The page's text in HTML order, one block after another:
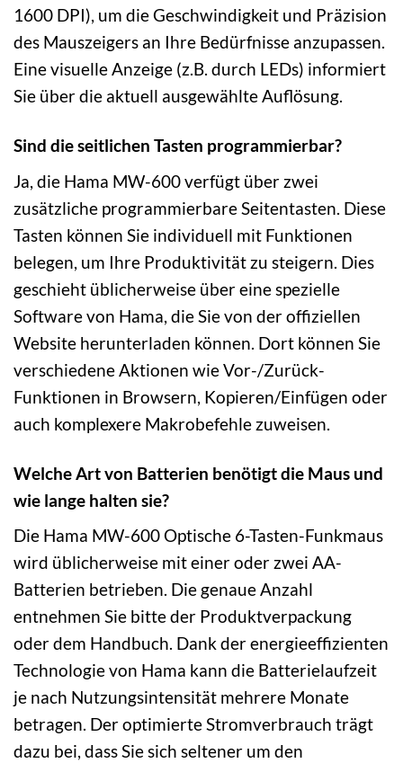
1600 DPI), um die Geschwindigkeit und Präzision
des Mauszeigers an Ihre Bedürfnisse anzupassen.
Eine visuelle Anzeige (z.B. durch LEDs) informiert
Sie über die aktuell ausgewählte Auflösung.
Sind die seitlichen Tasten programmierbar?
Ja, die Hama MW-600 verfügt über zwei
zusätzliche programmierbare Seitentasten. Diese
Tasten können Sie individuell mit Funktionen
belegen, um Ihre Produktivität zu steigern. Dies
geschieht üblicherweise über eine spezielle
Software von Hama, die Sie von der offiziellen
Website herunterladen können. Dort können Sie
verschiedene Aktionen wie Vor-/Zurück-
Funktionen in Browsern, Kopieren/Einfügen oder
auch komplexere Makrobefehle zuweisen.
Welche Art von Batterien benötigt die Maus und
wie lange halten sie?
Die Hama MW-600 Optische 6-Tasten-Funkmaus
wird üblicherweise mit einer oder zwei AA-
Batterien betrieben. Die genaue Anzahl
entnehmen Sie bitte der Produktverpackung
oder dem Handbuch. Dank der energieeffizienten
Technologie von Hama kann die Batterielaufzeit
je nach Nutzungsintensität mehrere Monate
betragen. Der optimierte Stromverbrauch trägt
dazu bei, dass Sie sich seltener um den